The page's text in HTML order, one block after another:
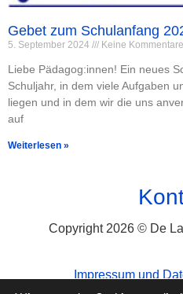
Gebet zum Schulanfang
5. September 2024 Keine Kommentare
Liebe Pädagog:innen! Ein neues
Schuljahr, in dem viele Aufgaben
liegen und in dem wir die uns
auf
Weiterlesen »
Copyright 2026 © De
Impressum und